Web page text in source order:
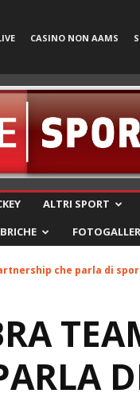
CASINO NON AAMS
ALTRI SPORT
che parla di